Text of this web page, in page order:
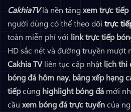
CakhiaTVlà nền tảngxem trực tiếp
người dùng có thể theo dõi trực
toàn miễn phí với link trực tiếp
HD sắc nét và đường truyền mượt
Cakhia TVliên tục cập nhật lịch thi
bóng đá hôm nay, bảng xếp hạng
tiếpcùng highlight bóng đá mới
cầu xem bóng đá trực tuyếncủa